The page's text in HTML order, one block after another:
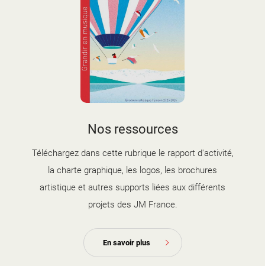
2025-2026.jpg
Nos ressources
Téléchargez dans cette rubrique le rapport d'activité,
la charte graphique, les logos, les brochures
artistique et autres supports liées aux différents
projets des JM France.
En savoir plus